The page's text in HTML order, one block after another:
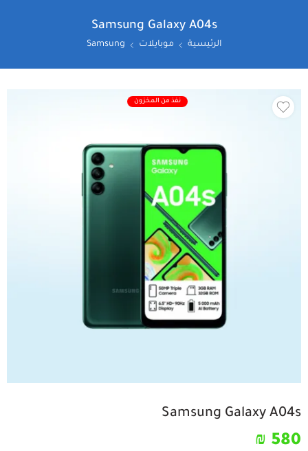
Samsung Galaxy A04s
الرئيسية موبايلات Samsung
نفذ من المخزون
Samsung Galaxy A04s
580
₪